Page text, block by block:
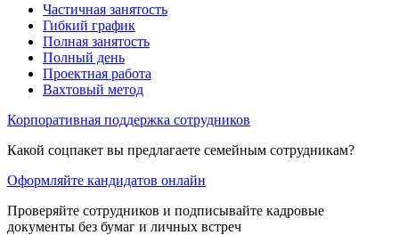
Частичная занятость
Гибкий график
Полная занятость
Полный день
Проектная работа
Вахтовый метод
Корпоративная поддержка сотрудников
Какой соцпакет вы предлагаете семейным сотрудникам?
Оформляйте кандидатов онлайн
Проверяйте сотрудников и подписывайте кадровые
документы без бумаг и личных встреч